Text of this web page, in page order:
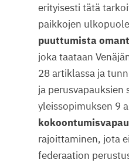
erityisesti tätä
paikkojen
puuttumista
joka taataan
28 artiklassa ja
ja perusvapauksien
yleissopimuksen 9
rajoittaminen, jota
federaation